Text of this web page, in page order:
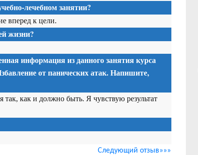
лечебном занятии?
вперед к цели.
жизни?
информация из данного занятиякурса
от панических атак. Напишите,
так, как и должно быть. Я чувствую результат
Следующий отзыв»»»